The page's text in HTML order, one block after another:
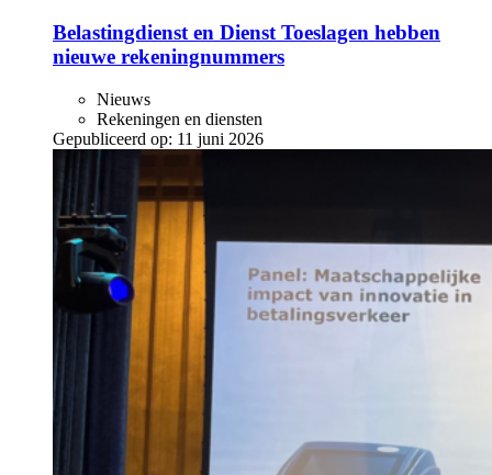
Belastingdienst en Dienst Toeslagen hebben
nieuwe rekeningnummers
Nieuws
Rekeningen en diensten
Gepubliceerd op: 11 juni 2026